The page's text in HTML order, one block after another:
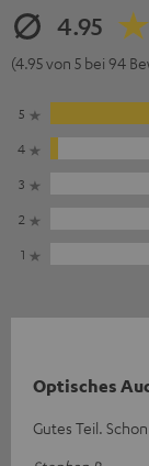
4.95
(4.95 von 5 bei 94
5
4
3
2
1
Optisches
Gutes Teil.